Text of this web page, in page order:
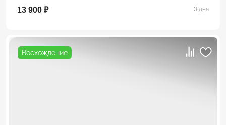
13 900 ₽ 3 дня
Восхождение